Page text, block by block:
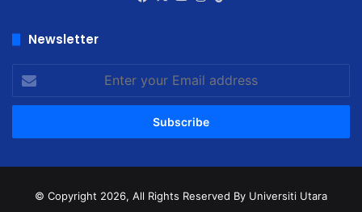
Newsletter
your
Email
© Copyright 2026, All Rights Reserved By Universiti Utara